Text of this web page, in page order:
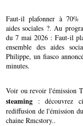
Faut-il plafonner à 70%
aides sociales ?. Au
du 7 mai 2026 : Faut-il
ensemble des aides
Philippe, un fiasco
minutes.
Voir ou revoir l'émission
steaming : découvrez
rediffusion de l'émission
chaine Rmcstory..